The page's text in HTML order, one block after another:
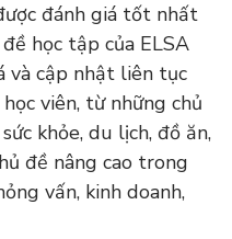
đánh giá tốt nhất
đề học tập của ELSA
và cập nhật liên tục
viên, từ những chủ
khỏe, du lịch, đồ ăn,
đề nâng cao trong
vấn, kinh doanh,